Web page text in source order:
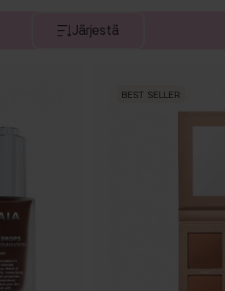
Järjestä
BEST SELLER